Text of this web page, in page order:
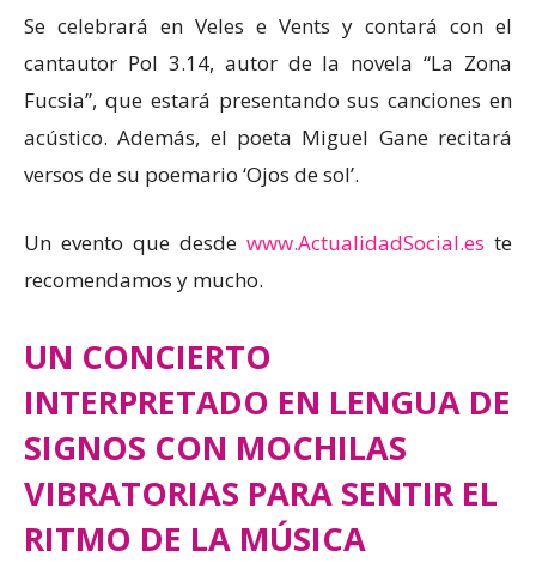
Se celebrará en Veles e Vents y contará con el
cantautor Pol 3.14, autor de la novela “La Zona
Fucsia”, que estará presentando sus canciones en
acústico. Además, el poeta Miguel Gane recitará
versos de su poemario ‘Ojos de sol’.
Un evento que desde www.ActualidadSocial.es te
recomendamos y mucho.
UN CONCIERTO
INTERPRETADO EN LENGUA DE
SIGNOS CON MOCHILAS
VIBRATORIAS PARA SENTIR EL
RITMO DE LA MÚSICA